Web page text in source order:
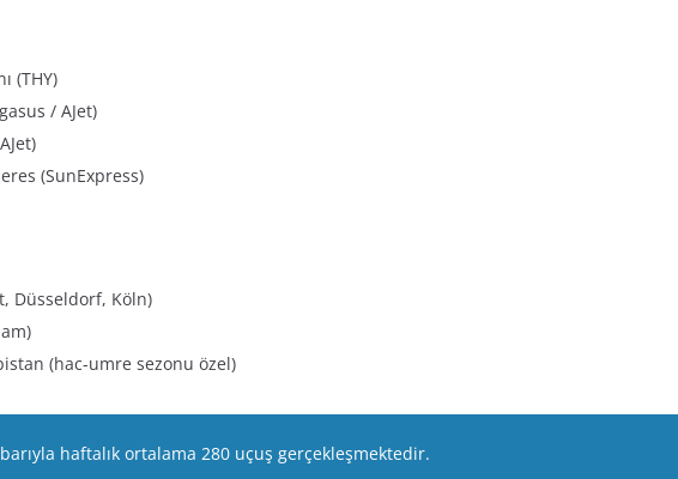
(THY)
/ AJet)
(SunExpress)
Düsseldorf, Köln)
(hac-umre sezonu özel)
haftalık ortalama 280 uçuş gerçekleşmektedir.